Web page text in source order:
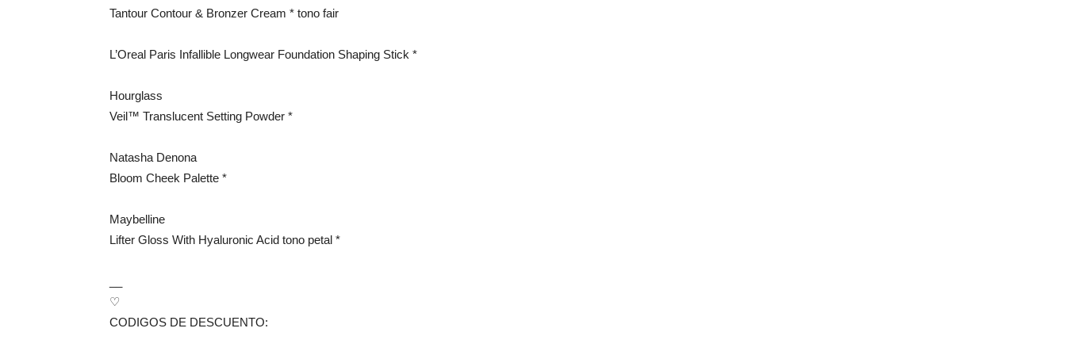
Tantour Contour & Bronzer Cream * tono fair
L’Oreal Paris Infallible Longwear Foundation Shaping Stick *
Hourglass
Veil™ Translucent Setting Powder *
Natasha Denona
Bloom Cheek Palette *
Maybelline
Lifter Gloss With Hyaluronic Acid tono petal *
♡
CODIGOS DE DESCUENTO: